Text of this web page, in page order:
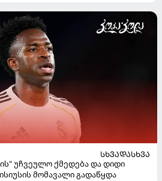
ᲡᲮᲕᲐᲓᲐᲡᲮᲕᲐ
უჩვეულო ქმედება და დიდი
მომავალი გადაწყდა